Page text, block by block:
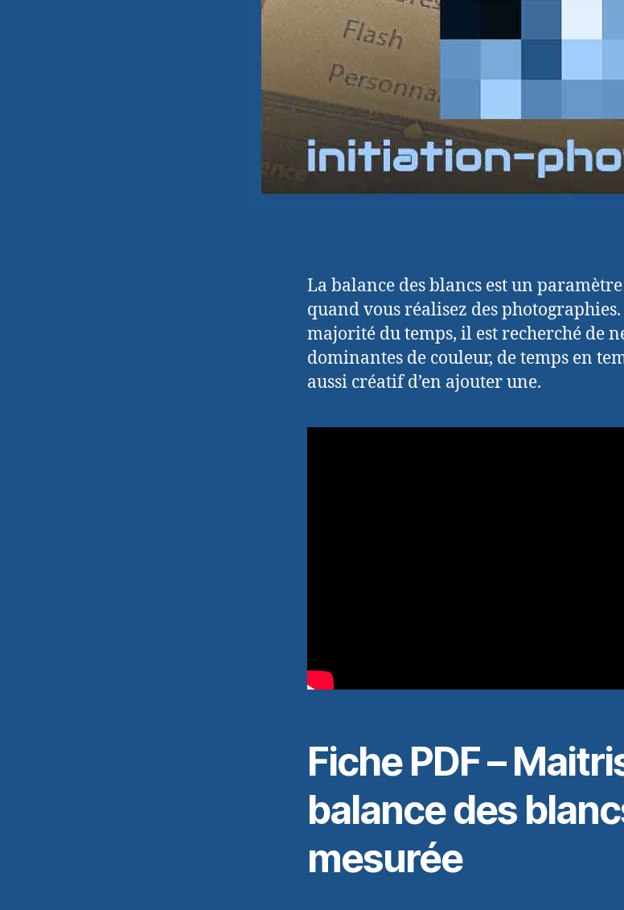
La balance des blancs est un
quand vous réalisez des
majorité du temps, il est recherché de
dominantes de couleur, de temps en
aussi créatif d’en ajouter une.
Fiche PDF –
balance des
mesurée